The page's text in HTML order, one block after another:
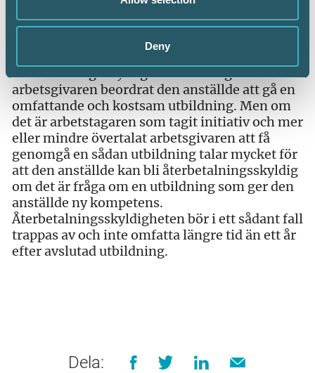
Deny
Vid sedvanlig kompetensutveckling är det inte
rimligt att arbetstagaren ska bli
återbetalningsskyldig. Detsamma gäller om
arbetsgivaren beordrat den anställde att gå en
omfattande och kostsam utbildning. Men om
det är arbetstagaren som tagit initiativ och mer
eller mindre övertalat arbetsgivaren att få
genomgå en sådan utbildning talar mycket för
att den anställde kan bli återbetalningsskyldig
om det är fråga om en utbildning som ger den
anställde ny kompetens.
Återbetalningsskyldigheten bör i ett sådant fall
trappas av och inte omfatta längre tid än ett år
efter avslutad utbildning.
Dela: